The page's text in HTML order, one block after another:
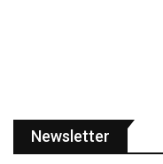
Newsletter